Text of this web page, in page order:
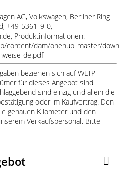
AG, Volkswagen, Berliner Ring
+49-5361-9-0,
Produktinformationen:
content/dam/onehub_master/
de.pdf
beziehen sich auf WLTP-
für dieses Angebot sind
sind einzig und allein die
oder im Kaufvertrag. Den
genauen Kilometer und den
Verkaufspersonal. Bitte